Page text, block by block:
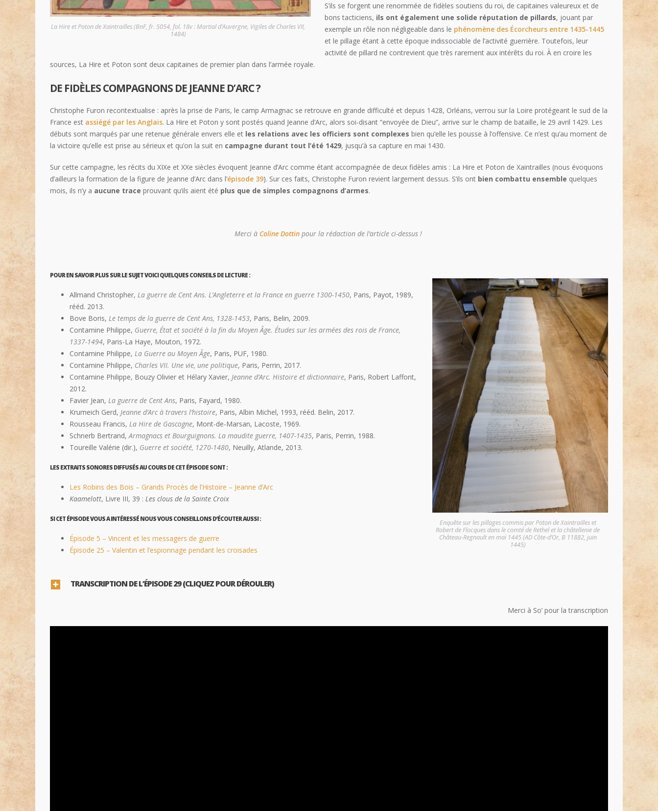
La Hire et Poton de Xaintrailles (BnF, fr. 5054, fol. 18v : Martial d’Auvergne, Vigiles de Charles VII,
1484)
S’ils se forgent une renommée de fidèles soutiens du roi, de capitaines valeureux et de
bons tacticiens, ils ont également une solide réputation de pillards, jouant par
exemple un rôle non négligeable dans le phénomène des Écorcheurs entre 1435-1445
et le pillage étant à cette époque indissociable de l’activité guerrière. Toutefois, leur
activité de pillard ne contrevient que très rarement aux intérêts du roi. À en croire les
sources, La Hire et Poton sont deux capitaines de premier plan dans l’armée royale.
DE FIDÈLES COMPAGNONS DE JEANNE D’ARC ?
Christophe Furon recontextualise : après la prise de Paris, le camp Armagnac se retrouve en grande difficulté et depuis 1428, Orléans, verrou sur la Loire protégeant le sud de la
France est assiégé par les Anglais. La Hire et Poton y sont postés quand Jeanne d’Arc, alors soi-disant “envoyée de Dieu”, arrive sur le champ de bataille, le 29 avril 1429. Les
débuts sont marqués par une retenue générale envers elle et les relations avec les officiers sont complexes bien qu’elle les pousse à l’offensive. Ce n’est qu’au moment de
la victoire qu’elle est prise au sérieux et qu’on la suit en campagne durant tout l’été 1429, jusqu’à sa capture en mai 1430.
Sur cette campagne, les récits du XIXe et XXe siècles évoquent Jeanne d’Arc comme étant accompagnée de deux fidèles amis : La Hire et Poton de Xaintrailles (nous évoquons
d’ailleurs la formation de la figure de Jeanne d’Arc dans l’épisode 39). Sur ces faits, Christophe Furon revient largement dessus. S’ils ont bien combattu ensemble quelques
mois, ils n’y a aucune trace prouvant qu’ils aient été plus que de simples compagnons d’armes.
Merci à Coline Dottinpour la rédaction de l’article ci-dessus !
Enquête sur les pillages commis par Poton de Xaintrailles et
Robert de Flocques dans le comté de Rethel et la châtellenie de
Château-Regnault en mai 1445 (AD Côte-d’Or, B 11882, juin
1445)
POUR EN SAVOIR PLUS SUR LE SUJET VOICI QUELQUES CONSEILS DE LECTURE :
Allmand Christopher, La guerre de Cent Ans. L’Angleterre et la France en guerre 1300-1450, Paris, Payot, 1989,
rééd. 2013.
Bove Boris, Le temps de la guerre de Cent Ans, 1328-1453, Paris, Belin, 2009.
Contamine Philippe, Guerre, État et société à la fin du Moyen Âge. Études sur les armées des rois de France,
1337-1494, Paris-La Haye, Mouton, 1972.
Contamine Philippe, La Guerre au Moyen Âge, Paris, PUF, 1980.
Contamine Philippe, Charles VII. Une vie, une politique, Paris, Perrin, 2017.
Contamine Philippe, Bouzy Olivier et Hélary Xavier, Jeanne d’Arc. Histoire et dictionnaire, Paris, Robert Laffont,
2012.
Favier Jean, La guerre de Cent Ans, Paris, Fayard, 1980.
Krumeich Gerd, Jeanne d’Arc à travers l’histoire, Paris, Albin Michel, 1993, rééd. Belin, 2017.
Rousseau Francis, La Hire de Gascogne, Mont-de-Marsan, Lacoste, 1969.
Schnerb Bertrand,Armagnacs et Bourguignons. La maudite guerre, 1407-1435, Paris, Perrin, 1988.
Toureille Valérie (dir.), Guerre et société, 1270-1480, Neuilly, Atlande, 2013.
LES EXTRAITS SONORES DIFFUSÉS AU COURS DE CET ÉPISODE SONT :
Les Robins des Bois – Grands Procès de l’Histoire – Jeanne d’Arc
Kaamelott, Livre III, 39 : Les clous de la Sainte Croix
SI CET ÉPISODE VOUS A INTÉRESSÉ NOUS VOUS CONSEILLONS D’ÉCOUTER AUSSI :
Épisode 5 – Vincent et les messagers de guerre
Épisode 25 – Valentin et l’espionnage pendant les croisades
TRANSCRIPTION DE L’ÉPISODE 29 (CLIQUEZ POUR DÉROULER)
Merci à So’ pour la transcription